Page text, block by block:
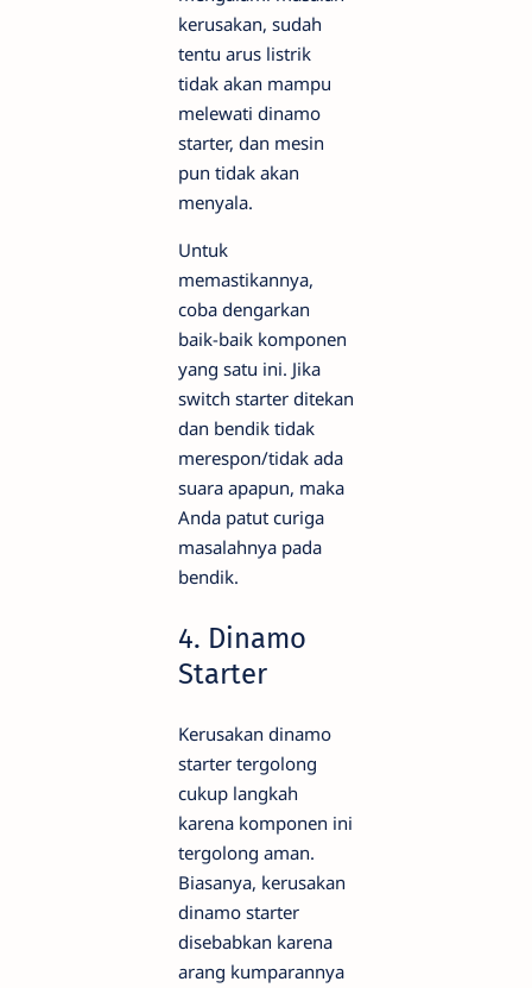
kerusakan, sudah
tentu arus listrik
tidak akan mampu
melewati dinamo
starter, dan mesin
pun tidak akan
menyala.
Untuk
memastikannya,
coba dengarkan
baik-baik komponen
yang satu ini. Jika
switch starter ditekan
dan bendik tidak
merespon/tidak ada
suara apapun, maka
Anda patut curiga
masalahnya pada
bendik.
4. Dinamo
Starter
Kerusakan dinamo
starter tergolong
cukup langkah
karena komponen ini
tergolong aman.
Biasanya, kerusakan
dinamo starter
disebabkan karena
arang kumparannya